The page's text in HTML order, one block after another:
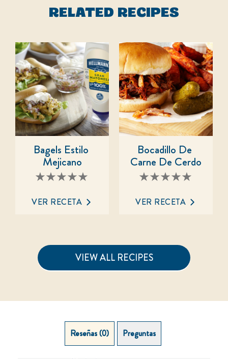
RELATED RECIPES
No
enviado
calificaciones
Bagels Estilo
Mejicano
VER RECETA
No
enviado
calificaciones
Bocadillo De
Carne De Cerdo
VER RECETA
VIEW ALL RECIPES
Reseñas (0) Preguntas (0)